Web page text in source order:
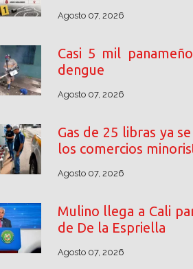
Agosto 07, 2026
Casi 5 mil
dengue
Agosto 07, 2026
Gas de 25 libras ya
los comercios
Agosto 07, 2026
Mulino llega a Cali
de De la Espriella
Agosto 07, 2026